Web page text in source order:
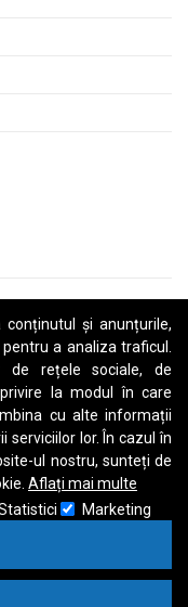
conținutul și anunțurile,
a analiza traficul.
de rețele sociale, de
la modul în care
cu alte informații
serviciilor lor. În cazul în
ul nostru, sunteți de
Aflați mai multe
Marketing
TUV WXYZ